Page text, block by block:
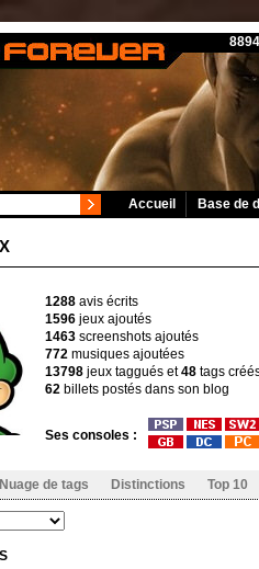
Accueil Base de
1288 avis écrits
1596 jeux ajoutés
1463 screenshots ajoutés
772 musiques ajoutées
13798 jeux taggués et48 tags
62 billets postés dans son blog
Ses consoles :
Nuage de tags Distinctions Top 10